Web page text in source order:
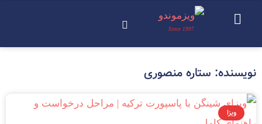
Since 1997
نویسنده: ستاره منصوری
ویزا